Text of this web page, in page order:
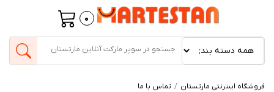
0
فروشگاه اینترنتی مارتستان تماس با ما